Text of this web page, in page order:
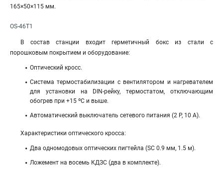
165×50×115 мм.
OS-46T1
В состав станции входит герметичный бокс из стали с
порошковым покрытием и оборудование:
Оптический кросс.
Система термостабилизации с вентилятором и нагревателем
для установки на DIN-рейку, термостатом, отключающим
обогрев при +15 ºС и выше.
Автоматический выключатель сетевого питания (2 Р, 10 A).
Характеристики оптического кросса:
Два одномодовых оптических пигтейла (SC 0.9 мм, 1.5 м).
Ложемент на восемь КДЗС (два в комплекте).